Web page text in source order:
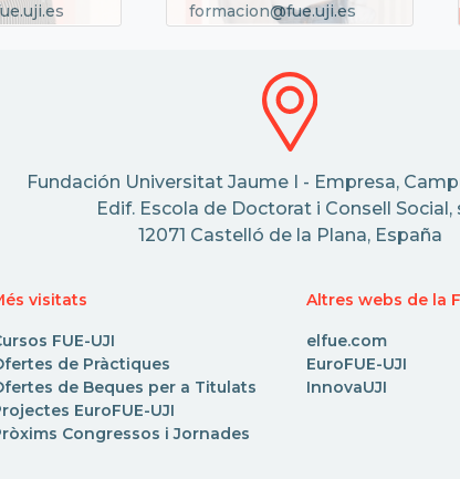
formacion@fue.uji.es
Fundación Universitat Jaume I - Empresa,
Edif. Escola de Doctorat i Consell Social,
12071 Castelló de la Plana, España
visitats
FUE-UJI
de Pràctiques
de Beques per a Titulats
EuroFUE-UJI
Congressos i Jornades
Altres webs de la
elfue.com
EuroFUE-UJI
InnovaUJI